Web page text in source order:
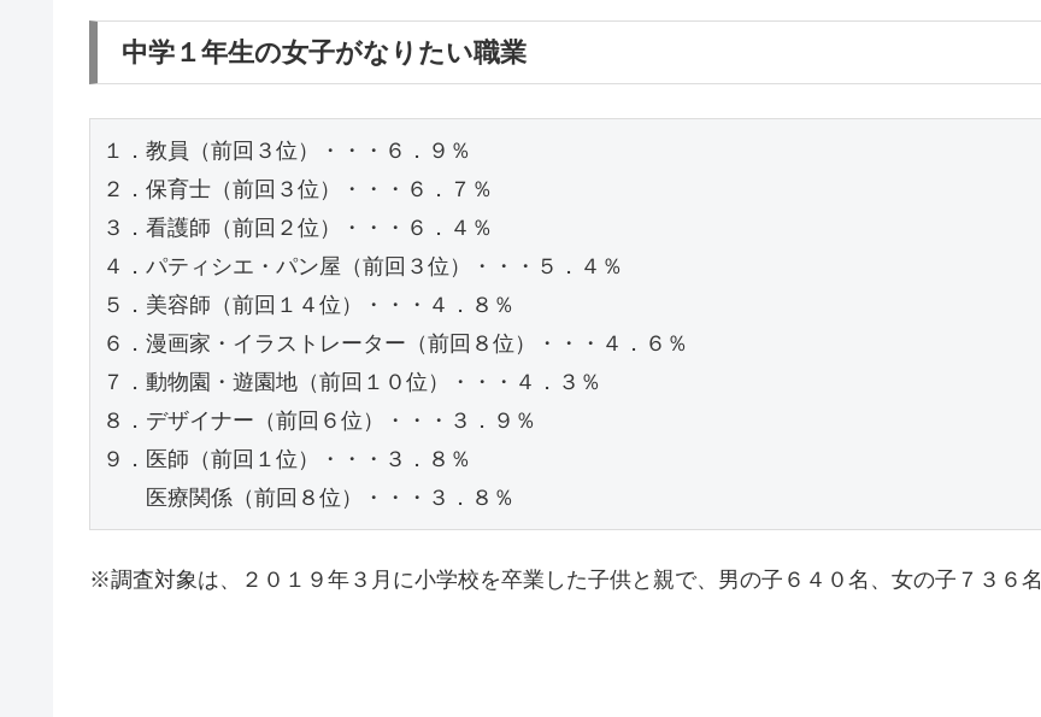
中学１年生の女子がなりたい職業
１．教員（前回３位）・・・６．９％
２．保育士（前回３位）・・・６．７％
３．看護師（前回２位）・・・６．４％
４．パティシエ・パン屋（前回３位）・・・５．４％
５．美容師（前回１４位）・・・４．８％
６．漫画家・イラストレーター（前回８位）・・・４．６％
７．動物園・遊園地（前回１０位）・・・４．３％
８．デザイナー（前回６位）・・・３．９％
９．医師（前回１位）・・・３．８％
医療関係（前回８位）・・・３．８％
※調査対象は、２０１９年３月に小学校を卒業した子供と親で、男の子６４０名、女の子７３６名